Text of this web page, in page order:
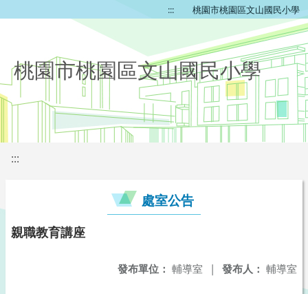
::: 桃園市桃園區文山國民小學
桃園市桃園區文山國民小學
:::
處室公告
親職教育講座
發布人： 輔導室
發布單位： 輔導室 |